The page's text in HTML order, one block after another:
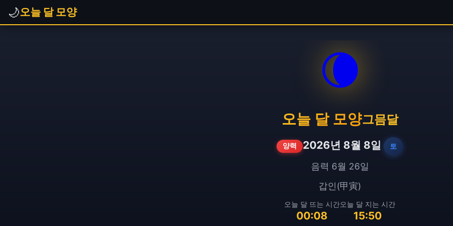
🌙오늘 달 모양
🌘
오늘 달 모양그믐달
양력 2026년 8월 8일 토
음력 6월 26일
갑인(甲寅)
오늘 달 뜨는 시간
00:08
오늘 달 지는 시간
15:50